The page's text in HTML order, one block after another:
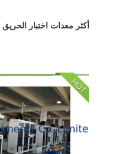
أكثر معدات اختبار الحريق